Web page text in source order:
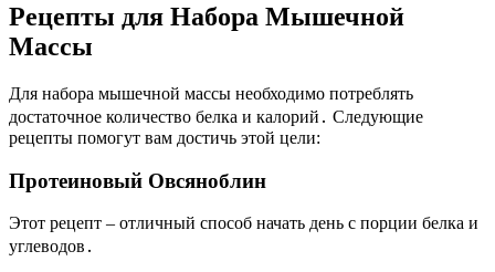
Рецепты для Набора Мышечной
Массы
Для набора мышечной массы необходимо потреблять
достаточное количество белка и калорий․ Следующие
рецепты помогут вам достичь этой цели:
Протеиновый Овсяноблин
Этот рецепт – отличный способ начать день с порции белка и
углеводов․